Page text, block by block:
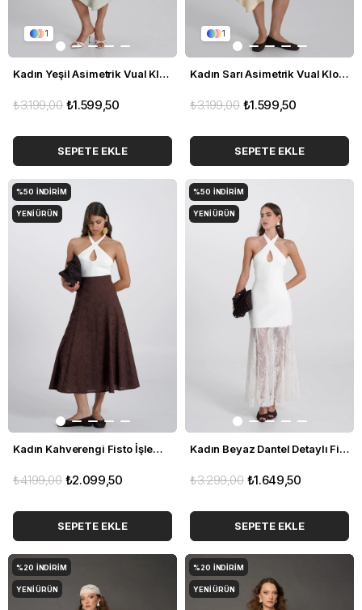
1
Kadın Yeşil Asimetrik Vual Kloş Etek
₺1.599,50
₺3.199,00
SEPETE EKLE
1
Kadın Sarı Asimetrik Vual Kloş Etek
₺1.599,50
₺3.199,00
SEPETE EKLE
Kadın Kahverengi Fisto İşlemeli Kloş Etek
₺2.099,50
₺4.199,00
SEPETE EKLE
%50 İNDIRIM
YENI ÜRÜN
Kadın Beyaz Dantel Detaylı Fit Etek
₺1.649,50
₺3.299,00
SEPETE EKLE
%50 İNDIRIM
YENI ÜRÜN
%20 İNDIRIM
YENI ÜRÜN
%20 İNDIRIM
YENI ÜRÜN